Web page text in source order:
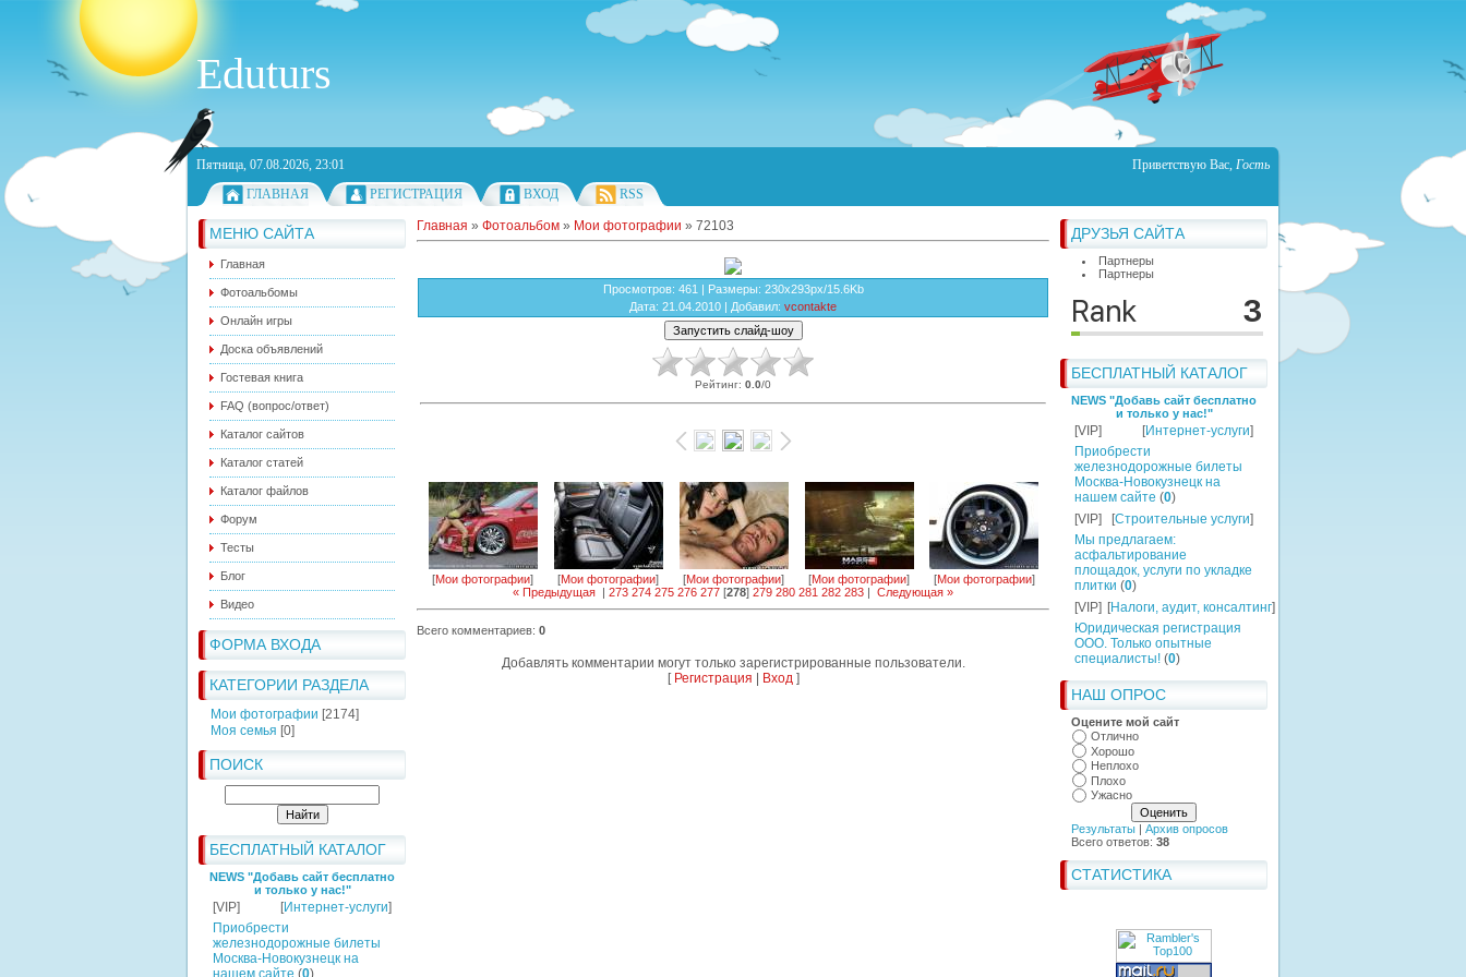
Eduturs
Пятница, 07.08.2026, 23:01 Приветствую Вас, Гость
ГЛАВНАЯ
РЕГИСТРАЦИЯ ВХОД RSS
МЕНЮ САЙТА
Главная
Фотоальбомы
Онлайн игры
Доска объявлений
Гостевая книга
FAQ (вопрос/ответ)
Каталог сайтов
Каталог статей
Каталог файлов
Форум
Тесты
Блог
Видео
ФОРМА ВХОДА
КАТЕГОРИИ РАЗДЕЛА
Мои фотографии [2174]
Моя семья [0]
ПОИСК
БЕСПЛАТНЫЙ КАТАЛОГ
NEWS "Добавь сайт бесплатно
и только у нас!"
[VIP] [Интернет-услуги]
Приобрести
железнодорожные билеты
Москва-Новокузнецк на
нашем сайте (0)
ДРУЗЬЯ САЙТА
Партнеры
Партнеры
БЕСПЛАТНЫЙ КАТАЛОГ
NEWS "Добавь сайт бесплатно
и только у нас!"
[VIP] [Интернет-услуги]
Приобрести
железнодорожные билеты
Москва-Новокузнецк на
нашем сайте (0)
[VIP]
[Строительные услуги]
Мы предлагаем:
асфальтирование
площадок, услуги по укладке
плитки (0)
[VIP] [Налоги, аудит, консалтинг]
Юридическая регистрация
ООО. Только опытные
специалисты! (0)
НАШ ОПРОС
Оцените мой сайт
Отлично
Хорошо
Неплохо
Плохо
Ужасно
Результаты | Архив опросов
Всего ответов: 38
СТАТИСТИКА
Главная » Фотоальбом » Мои фотографии » 72103
Просмотров: 461 | Размеры: 230x293px/15.6Kb
Дата: 21.04.2010 | Добавил: vcontakte
Рейтинг: 0.0/0
[Мои фотографии] [Мои фотографии] [Мои фотографии] [Мои фотографии] [Мои фотографии]
« Предыдущая | 273 274 275 276 277 [278] 279 280 281 282 283 | Следующая »
Всего комментариев: 0
Добавлять комментарии могут только зарегистрированные пользователи.
[ Регистрация Вход]